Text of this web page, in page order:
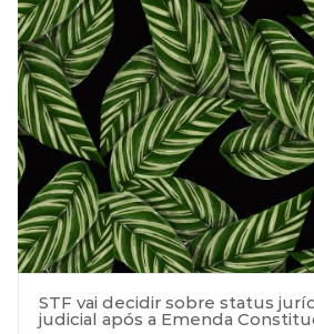
STF vai decidir sobre status
judicial após a Emenda